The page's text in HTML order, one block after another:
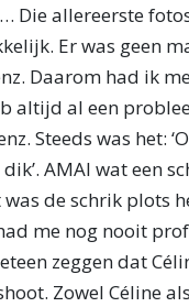
Die allereerste
Er was geen
Daarom had ik
altijd al een
Steeds was het:
AMAI wat een
de schrik plots
me nog nooit
zeggen dat
Zowel Céline